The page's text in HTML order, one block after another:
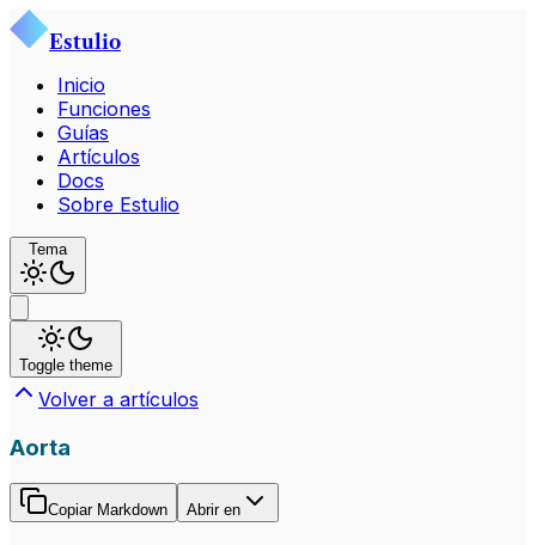
Estulio
Inicio
Funciones
Guías
Artículos
Docs
Sobre Estulio
Tema
Toggle theme
Volver a artículos
Aorta
Copiar Markdown Abrir en